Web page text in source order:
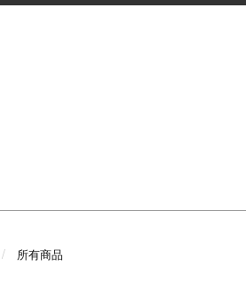
所有商品